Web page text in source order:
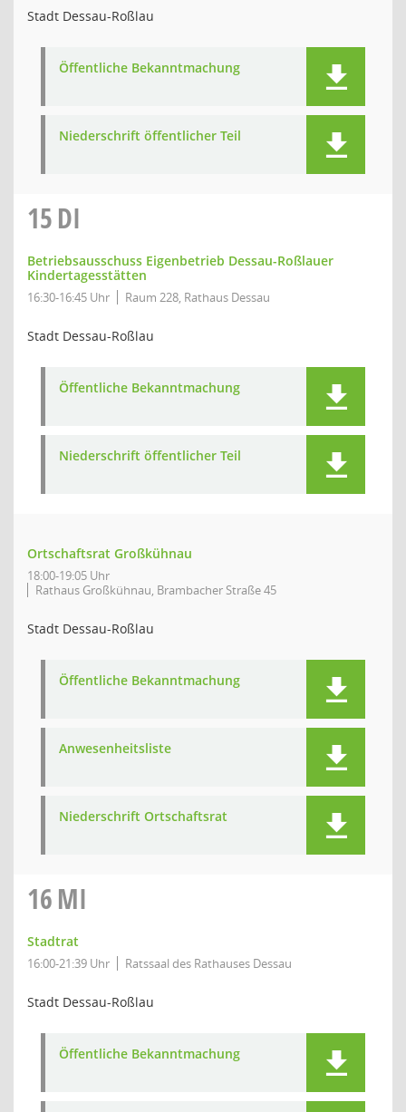
Stadt Dessau-Roßlau
Öffentliche Bekanntmachung
Niederschrift öffentlicher Teil
15DI
Betriebsausschuss Eigenbetrieb Dessau-Roßlauer
Kindertagesstätten
16:30-16:45 Uhr Raum 228, Rathaus Dessau
Stadt Dessau-Roßlau
Öffentliche Bekanntmachung
Niederschrift öffentlicher Teil
Ortschaftsrat Großkühnau
18:00-19:05 Uhr
Rathaus Großkühnau, Brambacher Straße 45
Stadt Dessau-Roßlau
Öffentliche Bekanntmachung
Anwesenheitsliste
Niederschrift Ortschaftsrat
16MI
Stadtrat
16:00-21:39 Uhr Ratssaal des Rathauses Dessau
Stadt Dessau-Roßlau
Öffentliche Bekanntmachung